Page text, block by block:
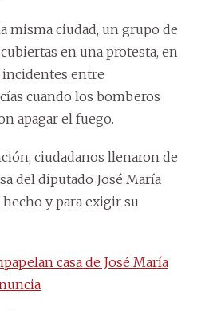
misma ciudad, un grupo de
en una protesta, en
incidentes entre
cuando los bomberos
apagar el fuego.
ciudadanos llenaron de
del diputado José María
y para exigir su
casa de José María